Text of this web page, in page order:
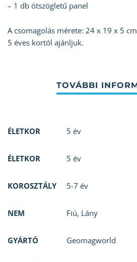
– 1 db ötszögletű panel
A csomagolás mérete: 24 x 19 x 5 cm
5 éves kortól ajánljuk.
ÉLETKOR 5 év
ÉLETKOR 5 év
KOROSZTÁLY 5-7 év
NEM Fiú, Lány
GYÁRTÓ Geomagworld